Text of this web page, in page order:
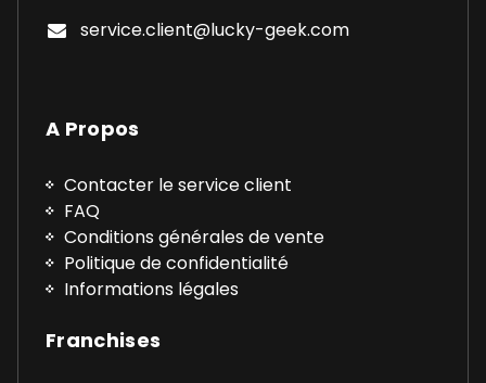
service.client@lucky-geek.com
A Propos
Contacter le service client
FAQ
Conditions générales de vente
Politique de confidentialité
Informations légales
Franchises